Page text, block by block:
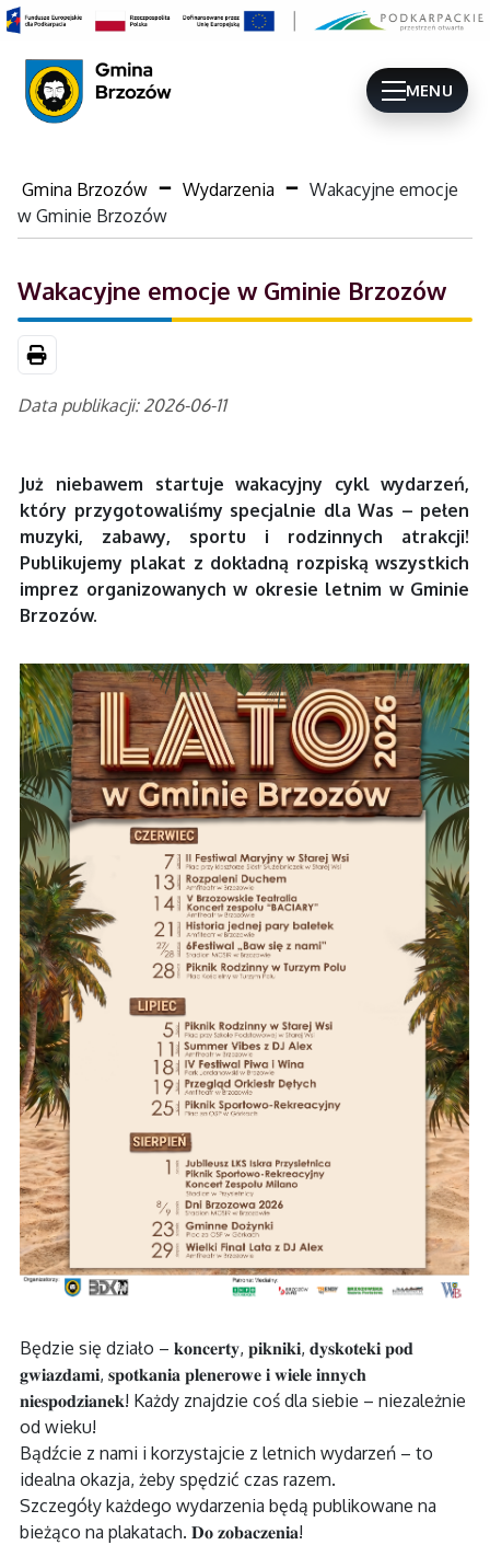
MENU
Gmina Brzozów Wydarzenia
Wakacyjne emocje
w Gminie Brzozów
Wakacyjne emocje w Gminie Brzozów
Drukuj
Data publikacji: 2026-06-11
Już niebawem startuje wakacyjny cykl wydarzeń,
który przygotowaliśmy specjalnie dla Was – pełen
muzyki, zabawy, sportu i rodzinnych atrakcji!
Publikujemy plakat z dokładną rozpiską wszystkich
imprez organizowanych w okresie letnim w Gminie
Brzozów.
Będzie się działo – 𝐤𝐨𝐧𝐜𝐞𝐫𝐭𝐲, 𝐩𝐢𝐤𝐧𝐢𝐤𝐢, 𝐝𝐲𝐬𝐤𝐨𝐭𝐞𝐤𝐢 𝐩𝐨𝐝
𝐠𝐰𝐢𝐚𝐳𝐝𝐚𝐦𝐢, 𝐬𝐩𝐨𝐭𝐤𝐚𝐧𝐢𝐚 𝐩𝐥𝐞𝐧𝐞𝐫𝐨𝐰𝐞 𝐢 𝐰𝐢𝐞𝐥𝐞 𝐢𝐧𝐧𝐲𝐜𝐡
𝐧𝐢𝐞𝐬𝐩𝐨𝐝𝐳𝐢𝐚𝐧𝐞𝐤! Każdy znajdzie coś dla siebie – niezależnie
od wieku!
Bądźcie z nami i korzystajcie z letnich wydarzeń – to
idealna okazja, żeby spędzić czas razem.
Szczegóły każdego wydarzenia będą publikowane na
bieżąco na plakatach. 𝐃𝐨 𝐳𝐨𝐛𝐚𝐜𝐳𝐞𝐧𝐢𝐚!